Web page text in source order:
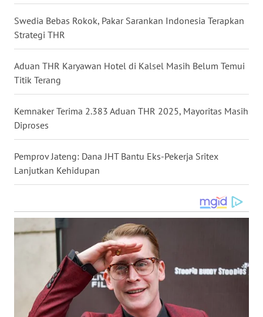
Swedia Bebas Rokok, Pakar Sarankan Indonesia Terapkan
Strategi THR
Aduan THR Karyawan Hotel di Kalsel Masih Belum Temui
Titik Terang
Kemnaker Terima 2.383 Aduan THR 2025, Mayoritas Masih
Diproses
Pemprov Jateng: Dana JHT Bantu Eks-Pekerja Sritex
Lanjutkan Kehidupan
WN
JATENG
WN
NUSANTARA
WN
JOGJA
WN
JATIM
BALI
WN
KALTENG